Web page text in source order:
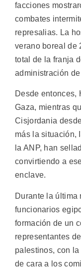
facciones
combates
represalias. La
verano boreal de
total de la franja
administración
Desde entonces,
Gaza, mientras
Cisjordania
más la situación,
la ANP, han
convirtiendo a
enclave.
Durante la última
funcionarios
formación de un
representantes
palestinos, con
de cara a los